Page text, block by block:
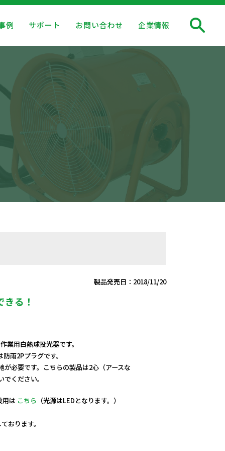
例 サポート お問い合わせ 企業情報
製品発売日：2018/11/20
る！
業用白熱球投光器です。
雨2Pプラグです。
必要です。こちらの製品は2心（アースな
ください。
用は こちら （光源はLEDとなります。）
おります。